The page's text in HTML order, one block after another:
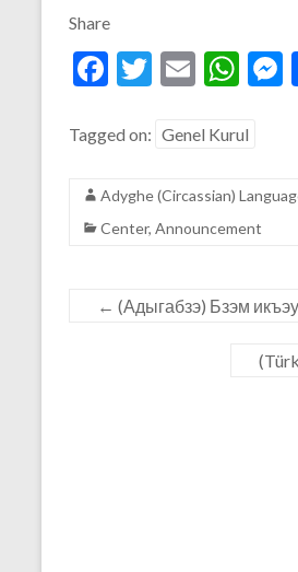
Share
F
e
o
o
T
itt
E
ai
W
at
A
p
Tagged on: Genel Kurul
Adyghe (Circassian)
Center, Announcement
← (Адыгабзэ) Бзэм